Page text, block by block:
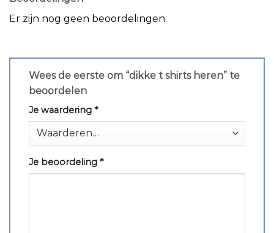
Er zijn nog geen beoordelingen.
Wees de eerste om “dikke t shirts heren” te
beoordelen
Je waardering *
Je beoordeling *